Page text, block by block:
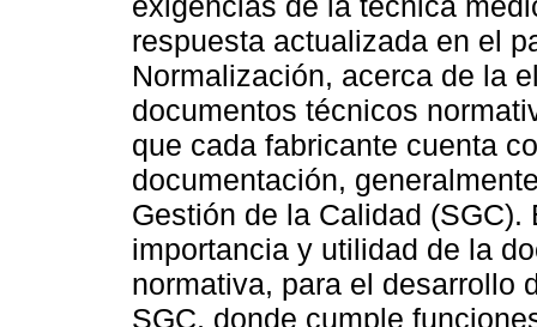
respuesta actualizada en el
Normalización, acerca de la
documentos técnicos
que cada fabricante cuenta
documentación,
Gestión de la Calidad
importancia y utilidad de la
normativa, para el desarrollo
SGC, donde cumple